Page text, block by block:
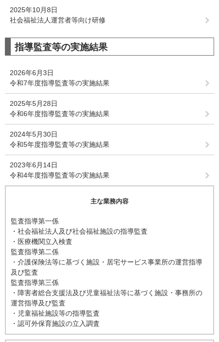
2025年10月8日
社会福祉法人運営者等向け研修
指導監査等の実施結果
2026年6月3日
令和7年度指導監査等の実施結果
2025年5月28日
令和6年度指導監査等の実施結果
2024年5月30日
令和5年度指導監査等の実施結果
2023年6月14日
令和4年度指導監査等の実施結果
主な業務内容
監査指導第一係
・社会福祉法人及び社会福祉施設の指導監査
・医療機関立入検査
監査指導第二係
・介護保険法等に基づく施設・居宅サービス事業所の運営指導
及び監査
監査指導第三係
・障害者総合支援法及び児童福祉法等に基づく施設・事務所の
運営指導及び監査
・児童福祉施設等の指導監査
・認可外保育施設の立入調査